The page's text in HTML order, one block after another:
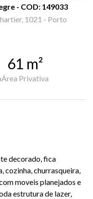
- COD: 149033
1021 - Porto
61 m²
Área Privativa
decorado, fica
cozinha, churrasqueira,
moveis planejados e
estrutura de lazer,